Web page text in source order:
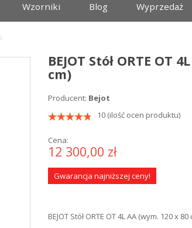
Wzorniki Blog Wyprzedaż
BEJOT Stół ORTE OT
cm)
Producent: Bejot
10 (ilość ocen produktu)
Cena:
12 300,00 zł
Gwarancja najniższej ceny!
BEJOT Stół ORTE OT 4L AA (wym. 120 x 80